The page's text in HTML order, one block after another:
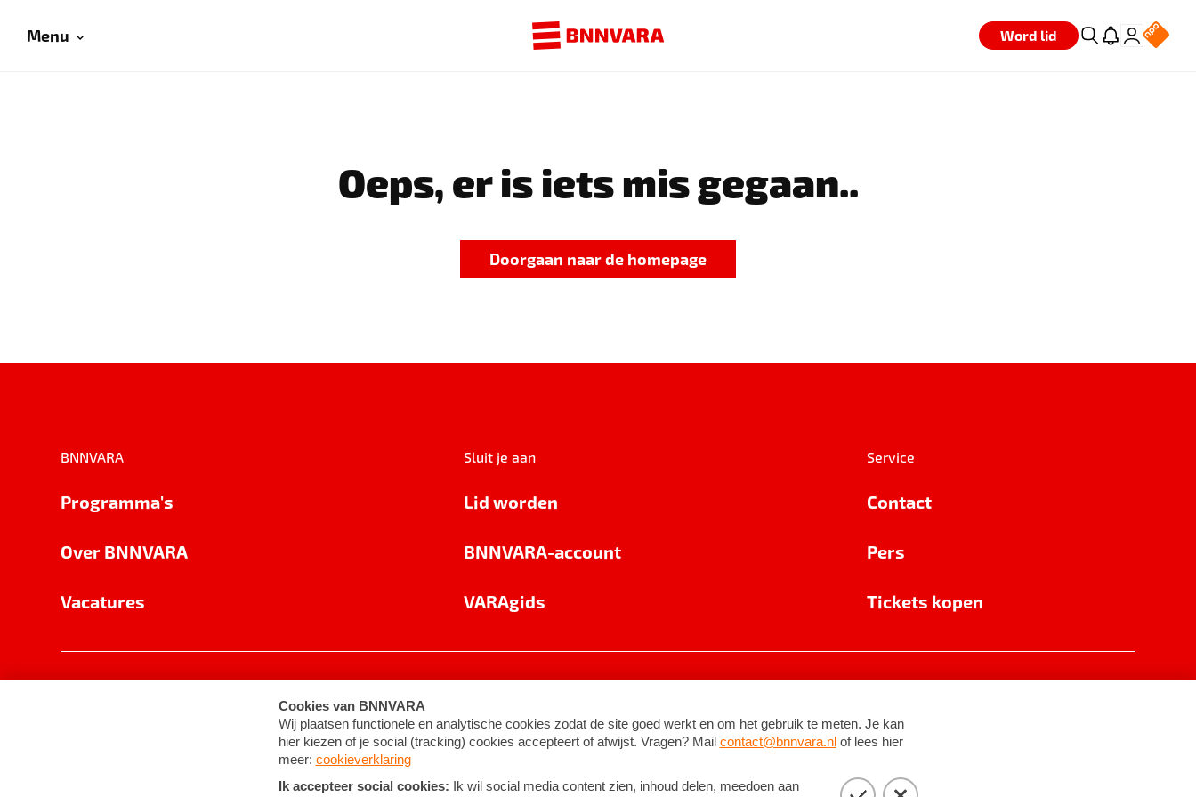
Menu Word lid
Oeps, er is iets mis gegaan..
Doorgaan naar de homepage
BNNVARA
Programma's
Over BNNVARA
Vacatures
Sluit je aan
Lid worden
BNNVARA-account
VARAgids
Service
Contact
Pers
Tickets kopen
Cookie-instellingen Algemene voorwaarden ©2026BNNVARA